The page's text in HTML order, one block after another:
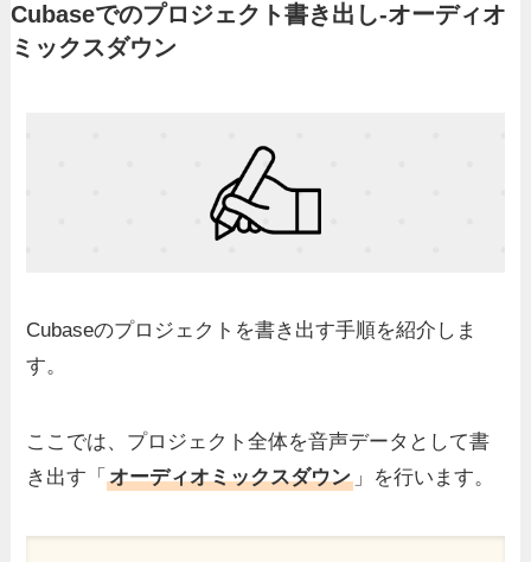
Cubaseでのプロジェクト書き出し-オーディオ
ミックスダウン
Cubaseのプロジェクトを書き出す手順を紹介しま
す。
ここでは、プロジェクト全体を音声データとして書
き出す「オーディオミックスダウン 」を行います。